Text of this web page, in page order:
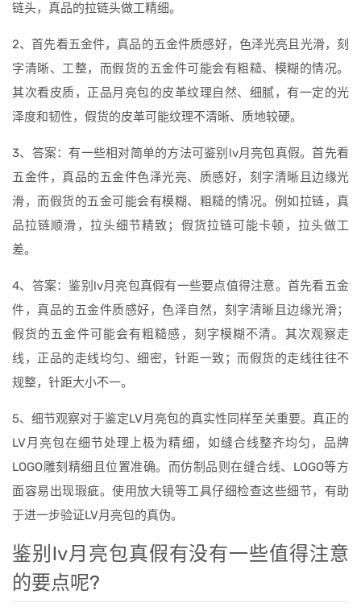
链头，真品的拉链头做工精细。
2、首先看五金件，真品的五金件质感好，色泽光亮且光滑，刻
字清晰、工整，而假货的五金件可能会有粗糙、模糊的情况。
其次看皮质，正品月亮包的皮革纹理自然、细腻，有一定的光
泽度和韧性，假货的皮革可能纹理不清晰、质地较硬。
3、答案：有一些相对简单的方法可鉴别lv月亮包真假。首先看
五金件，真品的五金件色泽光亮、质感好，刻字清晰且边缘光
滑，而假货的五金可能会有模糊、粗糙的情况。例如拉链，真
品拉链顺滑，拉头细节精致；假货拉链可能卡顿，拉头做工
差。
4、答案：鉴别lv月亮包真假有一些要点值得注意。首先看五金
件，真品的五金件质感好，色泽自然，刻字清晰且边缘光滑；
假货的五金件可能会有粗糙感，刻字模糊不清。其次观察走
线，正品的走线均匀、细密，针距一致；而假货的走线往往不
规整，针距大小不一。
5、细节观察对于鉴定LV月亮包的真实性同样至关重要。真正的
LV月亮包在细节处理上极为精细，如缝合线整齐均匀，品牌
LOGO雕刻精细且位置准确。而仿制品则在缝合线、LOGO等方
面容易出现瑕疵。使用放大镜等工具仔细检查这些细节，有助
于进一步验证LV月亮包的真伪。
鉴别lv月亮包真假有没有一些值得注意
的要点呢?